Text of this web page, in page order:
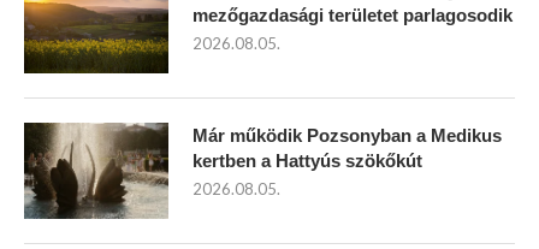
mezőgazdasági területet parlagosodik
2026.08.05.
Már működik Pozsonyban a Medikus
kertben a Hattyús szökőkút
2026.08.05.